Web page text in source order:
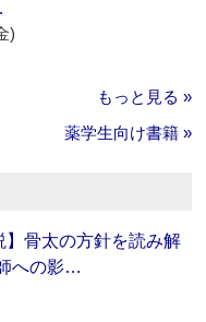
)
もっと見る »
薬学生向け書籍 »
】骨太の方針を読み解
への影…